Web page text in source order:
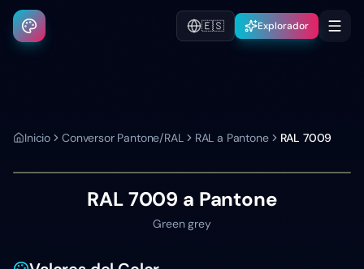
🇪🇸 Explorador
Inicio Conversor Pantone/RAL RAL a Pantone RAL 7009
RAL 7009 a Pantone
Green grey